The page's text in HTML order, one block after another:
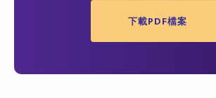
下載PDF檔案